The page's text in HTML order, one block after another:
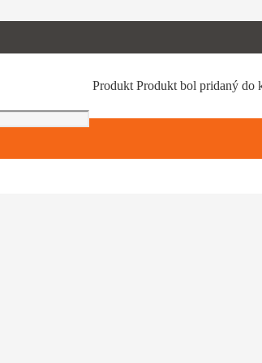
Produkt Produkt bol pridaný do